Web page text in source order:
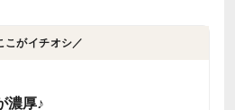
こがイチオシ／
濃厚♪